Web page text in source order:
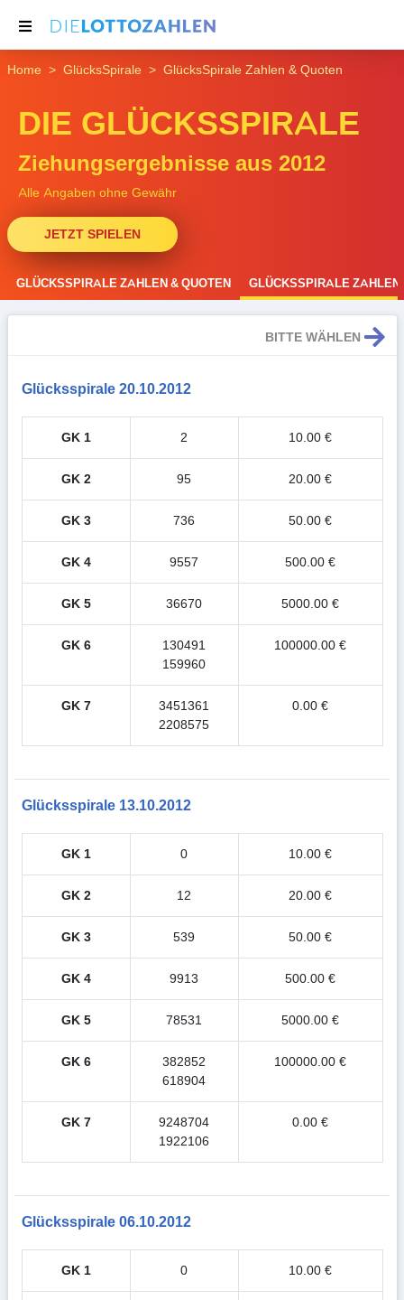
NACHRICHTEN
THEMEN
SERVICE
Home GlücksSpirale GlücksSpirale Zahlen & Quoten
DIE GLÜCKSSPIRALE
Ziehungsergebnisse aus 2012
Alle Angaben ohne Gewähr
JETZT SPIELEN
GLÜCKSSPIRALE ZAHLEN & QUOTEN GLÜCKSSPIRALE ZAHLEN
Glücksspirale 20.10.2012
GK 1 2 10.00 €
GK 2 95 20.00 €
GK 3 736 50.00 €
GK 4 9557 500.00 €
GK 5 36670 5000.00 €
GK 6
130491
159960
100000.00 €
GK 7
3451361
2208575
0.00 €
Glücksspirale 13.10.2012
GK 1 0 10.00 €
GK 2 12 20.00 €
GK 3 539 50.00 €
GK 4 9913 500.00 €
GK 5 78531 5000.00 €
GK 6
382852
618904
100000.00 €
GK 7
9248704
1922106
0.00 €
Glücksspirale 06.10.2012
GK 1 0 10.00 €
BITTE WÄHLEN